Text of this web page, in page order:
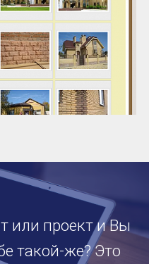
или проект и Вы
такой-же? Это